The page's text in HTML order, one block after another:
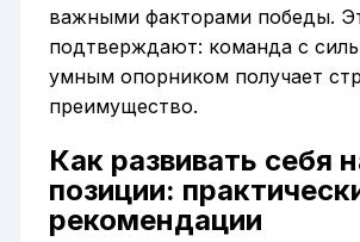
важными факторами победы.
подтверждают: команда с
умным опорником получает
преимущество.
Как развивать себя
позиции:
рекомендации